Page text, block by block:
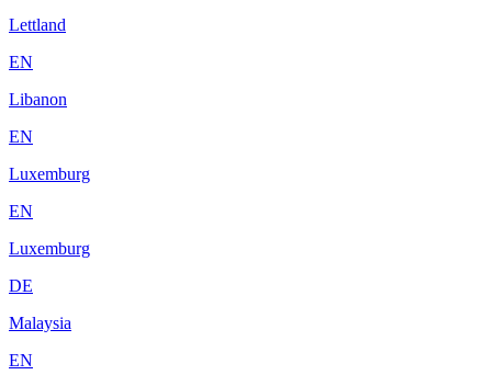
Lettland
EN
Libanon
EN
Luxemburg
EN
Luxemburg
DE
Malaysia
EN